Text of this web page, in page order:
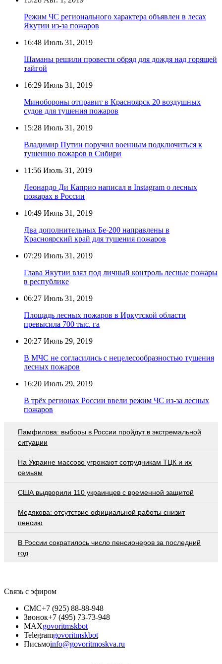
Режим ЧС регионального характера объявлен в лесах
Якутии из-за пожаров
16:48 Июль 31, 2019
Шаманы решили провести обряд для дождя над горящей
тайгой
16:29 Июль 31, 2019
Минобороны отправит в Красноярск 20 воздушных
судов для тушения пожаров
15:28 Июль 31, 2019
Владимир Путин поручил военным подключиться к
тушению пожаров в Сибири
11:56 Июль 31, 2019
Леонардо Ди Каприо написал в Instagram о лесных
пожарах в России
10:49 Июль 31, 2019
Два дополнительных Бе-200 направлены в
Красноярский край для тушения пожаров
07:29 Июль 31, 2019
Глава Якутии взял под личный контроль лесные пожары
в республике
06:27 Июль 31, 2019
Площадь лесных пожаров в Иркутской области
превысила 700 тыс. га
20:27 Июль 29, 2019
В МЧС не согласились с нецелесообразностью тушения
лесных пожаров
16:20 Июль 29, 2019
В трёх регионах России ввели режим ЧС из-за лесных
пожаров
Памфилова: выборы в России пройдут в экстремальной
ситуации
На Украине массово угрожают сотрудникам ТЦК и их
семьям
США выдворили 110 украинцев с временной защитой
Медякова: отсутствие официальной работы снизит
пенсию
В России сократилось число пенсионеров за последний
год
Связь с эфиром
СМС+7 (925) 88-88-948
Звонок+7 (495) 73-73-948
MAXgovoritmskbot
Telegramgovoritmskbot
Письмоinfo@govoritmoskva.ru